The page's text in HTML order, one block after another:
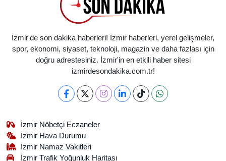
İzmir'de son dakika haberleri! İzmir haberleri, yerel gelişmeler,
spor, ekonomi, siyaset, teknoloji, magazin ve daha fazlası için
doğru adrestesiniz. İzmir'in en etkili haber sitesi
izmirdesondakika.com.tr!
İzmir Nöbetçi Eczaneler
İzmir Hava Durumu
İzmir Namaz Vakitleri
İzmir Trafik Yoğunluk Haritası